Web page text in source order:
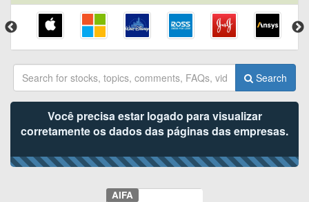
Search
Você precisa estar logado para visualizar
corretamente os dados das páginas das empresas.
AIFA